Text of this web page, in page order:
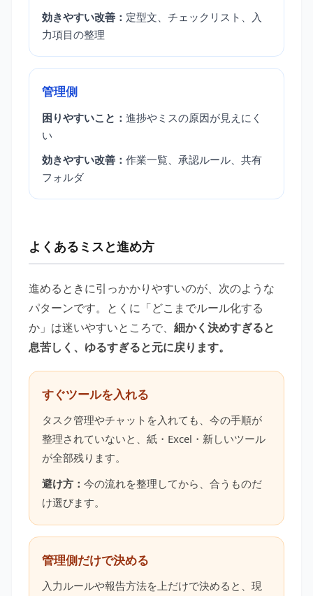
効きやすい改善： 定型文、チェックリスト、入
力項目の整理
管理側
困りやすいこと： 進捗やミスの原因が見えにく
い
効きやすい改善： 作業一覧、承認ルール、共有
フォルダ
よくあるミスと進め方
進めるときに引っかかりやすいのが、次のような
パターンです。とくに「どこまでルール化する
か」は迷いやすいところで、 細かく決めすぎると
息苦しく、ゆるすぎると元に戻ります。
すぐツールを入れる
タスク管理やチャットを入れても、今の手順が
整理されていないと、紙・Excel・新しいツール
が全部残ります。
避け方： 今の流れを整理してから、合うものだ
け選びます。
管理側だけで決める
入力ルールや報告方法を上だけで決めると、現